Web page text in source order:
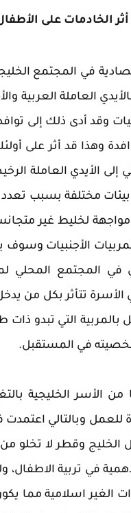
أثر الخادمات على
في المجتمع
العاملة العربية
وقد أدى ذلك إلى
وهذا قد أثر على
إلى الأيدي العاملة
مختلفة بسبب
لخليط غير
الأجنبيات وسوف
في المجتمع المحلي
تتأثر بكل من
بالمربية التي تبدو
في المستقبل.
الأسر الخليجية
وبالتالي
الخليج وقطر لا
في تربية
الغير اسلامية مما